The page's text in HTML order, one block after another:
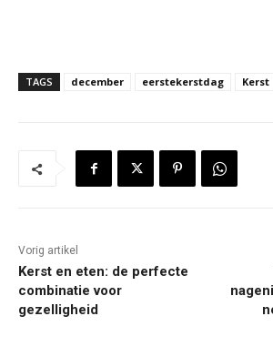
TAGS december eerstekerstdag Kerst
Vorig artikel
Kerst en eten: de perfecte
combinatie voor
gezelligheid